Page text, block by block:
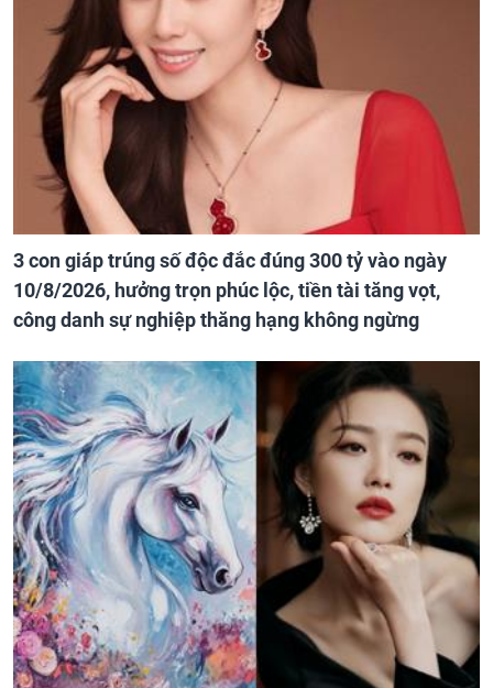
3 con giáp trúng số độc đắc đúng 300 tỷ vào ngày
10/8/2026, hưởng trọn phúc lộc, tiền tài tăng vọt,
công danh sự nghiệp thăng hạng không ngừng